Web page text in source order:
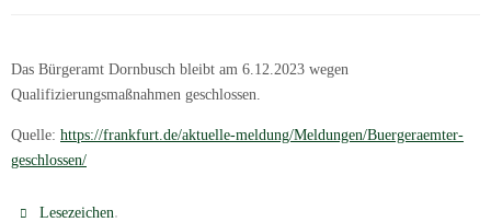
Das Bürgeramt Dornbusch bleibt am 6.12.2023 wegen
Qualifizierungsmaßnahmen geschlossen.
Quelle: https://frankfurt.de/aktuelle-meldung/Meldungen/Buergeraemter-
geschlossen/
Lesezeichen.